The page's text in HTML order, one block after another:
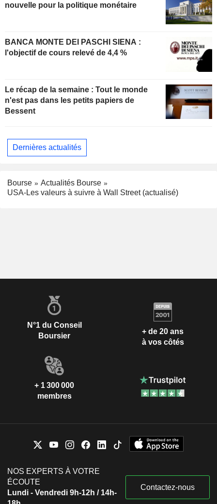
nouvelle pour la politique monétaire
BANCA MONTE DEI PASCHI SIENA :
l'objectif de cours relevé de 4,4 %
Le récap de la semaine : Tout le monde
n'est pas dans les petits papiers de
Bessent
Dernières actualités
Bourse
Actualités Bourse
USA-Les valeurs à suivre à Wall Street (actualisé)
N°1 du Conseil
Boursier
+ de 20 ans
à vos côtés
+ 1 300 000
membres
NOS EXPERTS À VOTRE
ÉCOUTE
Lundi - Vendredi 9h-12h / 14h-
Contactez-nous